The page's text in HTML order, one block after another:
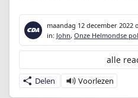
maandag 12 december 2022
in: John, Onze Helmondse
Delen
alle